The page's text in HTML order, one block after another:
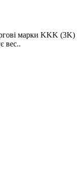
марки KKK (3K)
вес..